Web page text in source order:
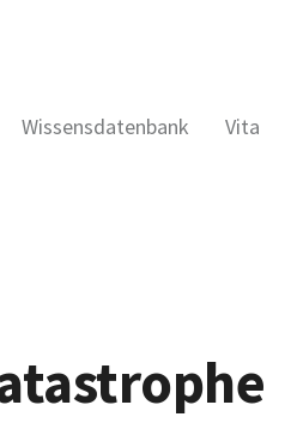
Wissensdatenbank Vita